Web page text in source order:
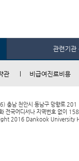
관련기관
관 비급여진료비용
충남 천안시 동남구 망향로 201
전국어디서나 지역번호 없이
2016 Dankook University